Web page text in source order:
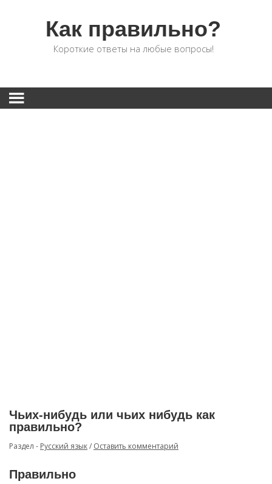
Как правильно?
Короткие ответы на любые вопросы!
Чьих-нибудь или чьих нибудь как
правильно?
Раздел - Русский язык/ Оставить комментарий
Правильно